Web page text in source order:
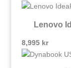
Lenovo
8,995 kr